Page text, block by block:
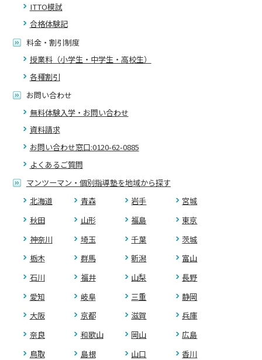
ITTO模試
合格体験記
料金・割引制度
授業料（小学生・中学生・高校生）
各種割引
お問い合わせ
無料体験入学・お問い合わせ
資料請求
お問い合わせ窓口:0120-62-0885
よくあるご質問
マンツーマン・個別指導塾を地域から探す
北海道
青森 岩手
宮城
秋田
山形 福島
東京
神奈川
埼玉 千葉
茨城
栃木
群馬 新潟
富山
石川
福井 山梨
長野
愛知
岐阜 三重
静岡
大阪
京都 滋賀
兵庫
奈良
和歌山 岡山
広島
鳥取
島根 山口
香川